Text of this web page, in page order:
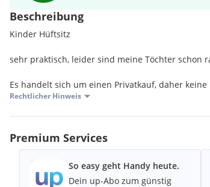
Beschreibung
Kinder Hüftsitz
sehr praktisch, leider sind meine Töchter schon
Es handelt sich um einen Privatkauf, daher
Rechtlicher Hinweis
Premium Services
So easy geht Handy heute.
Dein up-Abo zum günstig